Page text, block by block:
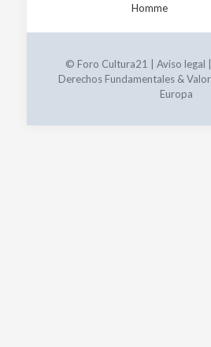
Homme
© Foro Cultura21 | Aviso legal
Derechos Fundamentales &
Europa